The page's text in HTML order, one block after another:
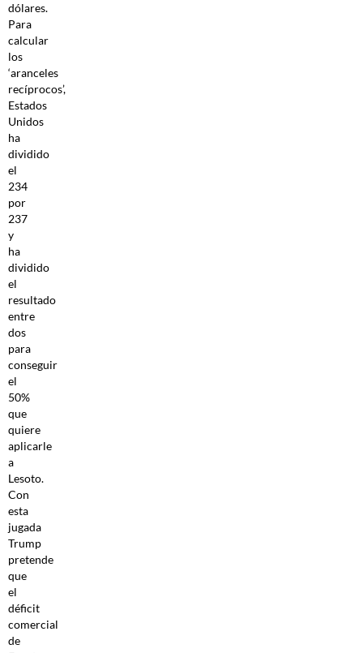
dólares.
Para
calcular
los
‘aranceles
recíprocos’,
Estados
Unidos
ha
dividido
el
234
por
237
y
ha
dividido
el
resultado
entre
dos
para
conseguir
el
50%
que
quiere
aplicarle
a
Lesoto.
Con
esta
jugada
Trump
pretende
que
el
déficit
comercial
de